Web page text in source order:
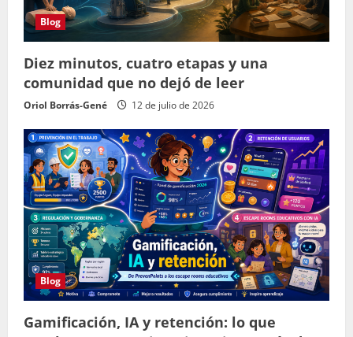
Blog
Diez minutos, cuatro etapas y una
comunidad que no dejó de leer
Oriol Borrás-Gené 12 de julio de 2026
Blog
Gamificación, IA y retención: lo que